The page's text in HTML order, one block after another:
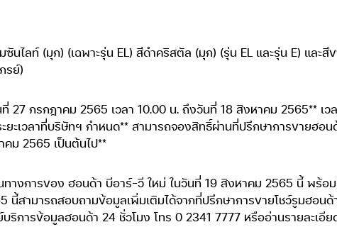
ไลท์ (มุก) (เฉพาะรุ่น EL) สีดำคริสตัล (มุก) (รุ่น EL และรุ่น E) และสี
รย์)
27 กรกฎาคม 2565 เวลา 10.00 น. ถึงวันที่ 18 สิงหาคม 2565** เ
ยะเวลาที่บริษัทฯ กำหนด** สามารถจองสิทธิ์ผ่านที่ปรึกษาการขายฮอ
ม 2565 เป็นต้นไป**
ทางการของ ฮอนด้า บีอาร์-วี ใหม่ ในวันที่ 19 สิงหาคม 2565 นี้ พร้อ
นี้สามารถสอบถามข้อมูลเพิ่มเติมได้จากที่ปรึกษาการขายโชว์รูมฮอน
การข้อมูลฮอนด้า 24 ชั่วโมง โทร 0 2341 7777 หรืออ่านรายละเอีย